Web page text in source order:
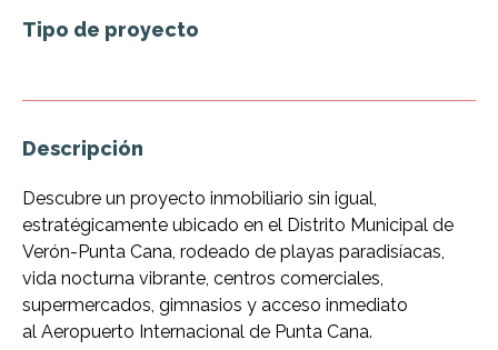
Tipo de proyecto
Descripción
Descubre un proyecto inmobiliario sin igual,
estratégicamente ubicado en el Distrito Municipal de
Verón-Punta Cana, rodeado de playas paradisíacas,
vida nocturna vibrante, centros comerciales,
supermercados, gimnasios y acceso inmediato
al Aeropuerto Internacional de Punta Cana.